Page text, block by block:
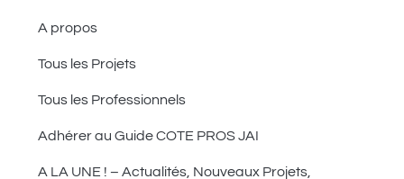
A propos
Tous les Projets
Tous les Professionnels
Adhérer au Guide COTE PROS JAI
A LA UNE ! – Actualités, Nouveaux Projets,